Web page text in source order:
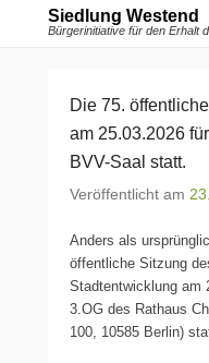
Siedlung Westend
Bürgerinitiative für den Erhalt
Die 75.
am 25.03.2026
BVV-Saal statt.
Veröffentlicht am
Anders als
öffentliche Sitzung
Stadtentwicklung am
3.OG des Rathaus
100, 10585 Berlin)